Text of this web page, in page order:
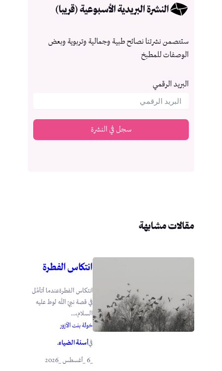
النشرة البريدية الأسبوعية (قريبا)
ستتصمن نشرتنا نصائح طبية وجمالية وتربوية وبعض
الوصفات للمطبخ
البريد الرقمي
سجل في النشرة
مقالات مشابهة
انتكاس الفطرة
انتكاس الفطرةعندما أتأمَّل
في قصة نبيّ الله لوط عليه
السلام،...
خولة بنت الأزور
فيأسنة الضياء.